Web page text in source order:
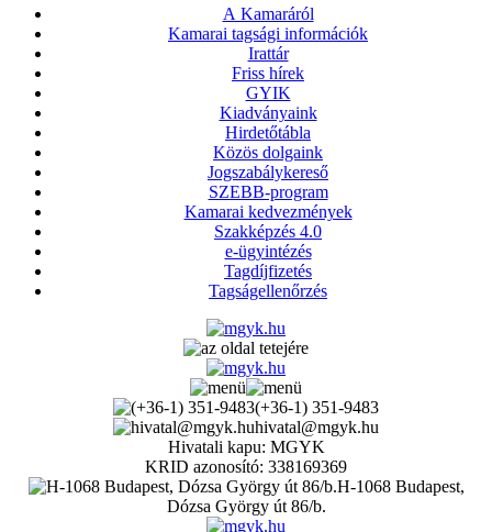
A Kamaráról
Kamarai tagsági információk
Irattár
Friss hírek
GYIK
Kiadványaink
Hirdetőtábla
Közös dolgaink
Jogszabálykereső
SZEBB-program
Kamarai kedvezmények
Szakképzés 4.0
e-ügyintézés
Tagdíjfizetés
Tagságellenőrzés
(+36-1) 351-9483
hivatal@mgyk.hu
Hivatali kapu: MGYK
KRID azonosító: 338169369
H-1068 Budapest,
Dózsa György út 86/b.